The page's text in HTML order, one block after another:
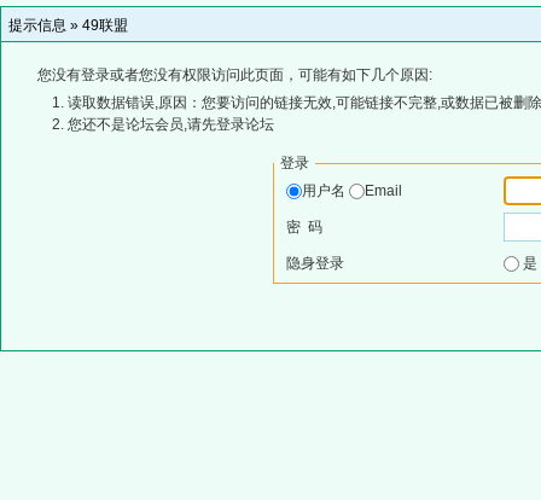
提示信息 » 49联盟
您没有登录或者您没有权限访问此页面，可能有如下几个原因:
读取数据错误,原因：您要访问的链接无效,可能链接不完整,或数据已被删
您还不是论坛会员,请先登录论坛
登录
用户名
Email
密 码
隐身登录